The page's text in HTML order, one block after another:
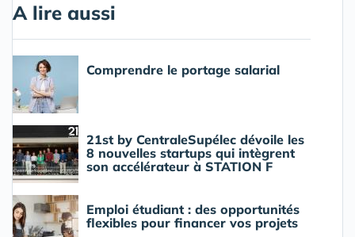
A lire aussi
Comprendre le portage salarial
21st by CentraleSupélec dévoile les
8 nouvelles startups qui intègrent
son accélérateur à STATION F
Emploi étudiant : des opportunités
flexibles pour financer vos projets